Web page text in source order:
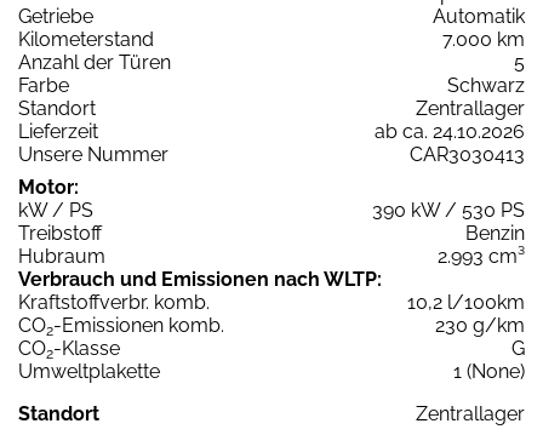
Getriebe
Automatik
Kilometerstand
7.000 km
Anzahl der Türen
5
Farbe
Schwarz
Standort
Zentrallager
Lieferzeit
ab ca. 24.10.2026
Unsere Nummer
CAR3030413
Motor:
kW / PS
390 kW / 530 PS
Treibstoff
Benzin
Hubraum
2.993 cm³
Verbrauch und Emissionen nach WLTP:
Kraftstoffverbr. komb.
10,2 l/100km
CO2-Emissionen komb.
230 g/km
CO2-Klasse
G
Umweltplakette
1 (None)
Standort
Zentrallager